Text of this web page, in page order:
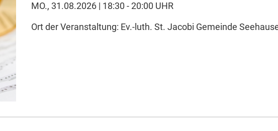
MO., 31.08.2026 | 18:30 - 20:00 UHR
Ort der Veranstaltung: Ev.-luth. St. Jacobi Gemeinde